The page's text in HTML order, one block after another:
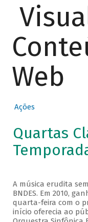
Web
Ações
Quartas
A música erudita
BNDES. Em 2010,
quarta-feira com o
início oferecia ao